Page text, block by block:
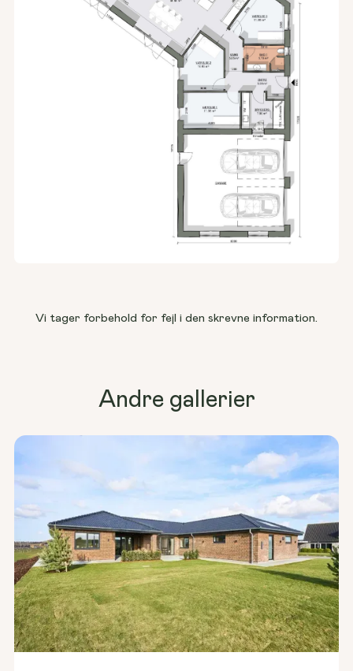
Vi tager forbehold for fejl i den skrevne information.
Andre gallerier